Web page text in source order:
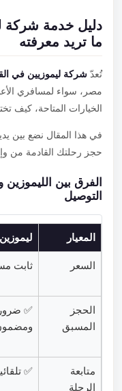
دليل خدمة شركة
ما تريد معرفته
تُعدّشركة ليموزيين في
مصر، سواء لمسافري
الخيارات المتاحة، كيف
في هذا المقال نضع بين
حجز رحلتك القادمة من
الفرق بين الليموزين
التوصيل
المعيار ليموزين
السعر ثابت
الحجز
المسبق
✅ ضروري
ومضمون
متابعة
الرحلة
✅ تلقائية